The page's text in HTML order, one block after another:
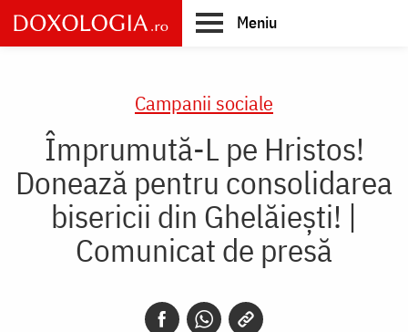
Skip
to
main
Meniu
Campanii sociale
Împrumută-L pe Hristos!
Donează pentru consolidarea
bisericii din Ghelăiești! |
Comunicat de presă